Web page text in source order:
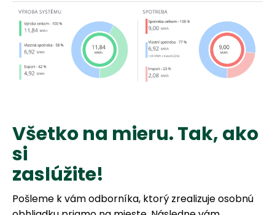
Všetkona mieru.Tak,ako
si
zaslúžite!
Pošleme k vám odborníka, ktorý zrealizuje osobnú